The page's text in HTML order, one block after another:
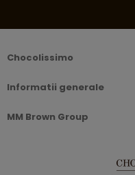
Chocolissimo
Informatii generale
MM Brown Group